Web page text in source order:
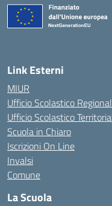
Link Esterni
MIUR
Ufficio Scolastico
Ufficio Scolastico
Scuola in Chiaro
Iscrizioni On Line
Invalsi
Comune
La Scuola